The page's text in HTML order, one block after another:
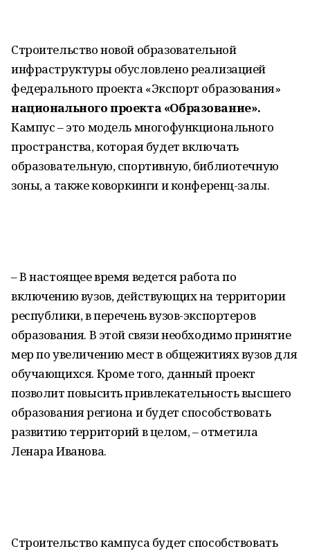
Строительство новой образовательной
инфраструктуры обусловлено реализацией
федерального проекта «Экспорт образования»
национального проекта «Образование».
Кампус – это модель многофункционального
пространства, которая будет включать
образовательную, спортивную, библиотечную
зоны, а также коворкинги и конференц-залы.
– В настоящее время ведется работа по
включению вузов, действующих на территории
республики, в перечень вузов-экспортеров
образования. В этой связи необходимо принятие
мер по увеличению мест в общежитиях вузов для
обучающихся. Кроме того, данный проект
позволит повысить привлекательность высшего
образования региона и будет способствовать
развитию территорий в целом, – отметила
Ленара Иванова.
Строительство кампуса будет способствовать